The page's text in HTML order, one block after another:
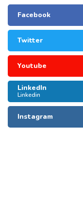
Facebook
Twitter
Youtube
LinkedIn
Linkedin
Instagram